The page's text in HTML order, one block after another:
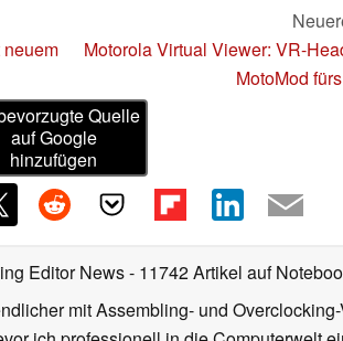
Motorola Virtual Viewer: VR-
MotoMod
Quelle
auf Google
hinzufügen
Editor News- 11742 Artikel auf
mit Assembling- und